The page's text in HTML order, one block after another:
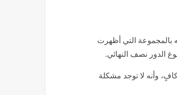
بالمجموعة التي أظهرت
الدور نصف النهائي.
وأنه لا توجد مشكلة